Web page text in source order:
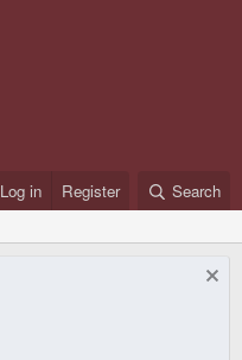
Log in Register Search